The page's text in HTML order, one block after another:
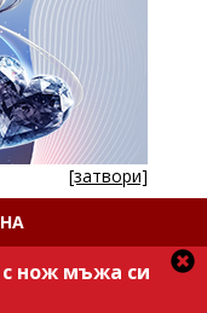
[затвори]
нож мъжа си